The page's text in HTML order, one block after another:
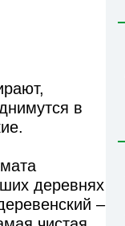
в
деревнях
–